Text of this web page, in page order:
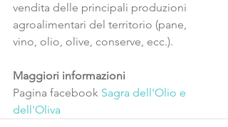
vendita delle principali produzioni
agroalimentari del territorio (pane,
vino, olio, olive, conserve, ecc.).
Maggiori informazioni
Pagina facebook Sagra dell'Olio e
dell'Oliva